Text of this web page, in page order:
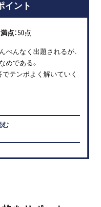
イント
満点：50点
べんなく出題されるが、
めである。
テンポよく解いていく
む